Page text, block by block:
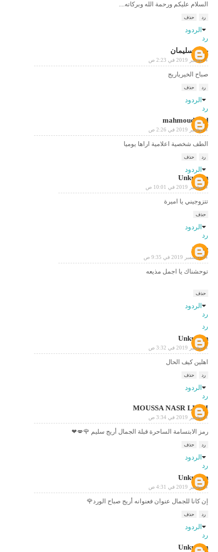
السلام عليكم ورحمة الله وبركاته....
رد حذف
الردود
رد
بوب سليمان
4 نوفمبر 2019 في 2:23 ص
صباح الخيرياريج
رد حذف
الردود
رد
mahmoud gad
4 نوفمبر 2019 في 2:26 ص
الطف شخصية اعلامية اراها يوميا
رد حذف
الردود
Unknown
4 نوفمبر 2019 في 10:01 ص
تتزوجيني يا اميرة
حذف
الردود
رد
محمد
24 ديسمبر 2019 في 9:35 ص
توحشناك يا اجمل مذيعه
حذف
الردود
رد
رد
Unknown
4 نوفمبر 2019 في 3:32 ص
اهلين كيف الحال
رد حذف
الردود
رد
MOUSSA NASR LLAH
4 نوفمبر 2019 في 3:34 ص
رمز الابتسامة الساحرة قبلة الجمال أريج سليم 🌹💋❤
رد حذف
الردود
رد
Unknown
4 نوفمبر 2019 في 4:31 ص
إن كانا للجمال عنوان فعنوانه أريج صباح الورد🌹
رد حذف
الردود
رد
Unknown